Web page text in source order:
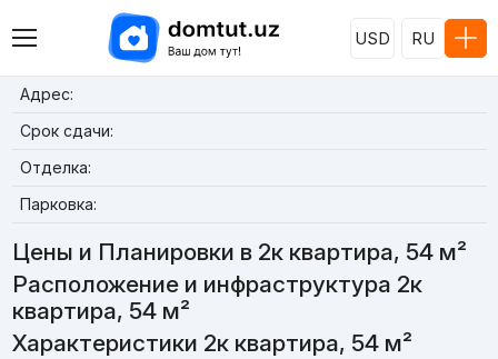
USD RU
Адрес:
Срок сдачи:
Отделка:
Парковка:
Цены и Планировки в 2к квартира, 54 м²
Расположение и инфраструктура 2к
квартира, 54 м²
Характеристики 2к квартира, 54 м²